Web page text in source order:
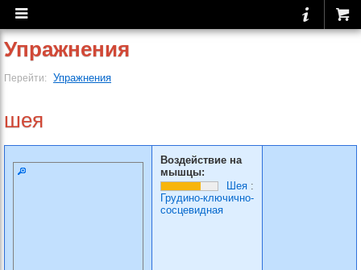
Упражнения
Перейти: Упражнения
шея
Воздействие на
мышцы:
Шея :
Грудино-ключично-
сосцевидная